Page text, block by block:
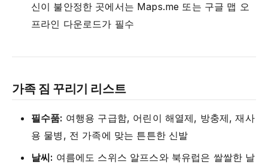
신이 불안정한 곳에서는 Maps.me 또는 구글 맵 오
프라인 다운로드가 필수
가족 짐 꾸리기 리스트
필수품: 여행용 구급함, 어린이 해열제, 방충제, 재사
용 물병, 전 가족에 맞는 튼튼한 신발
날씨: 여름에도 스위스 알프스와 북유럽은 쌀쌀한 날